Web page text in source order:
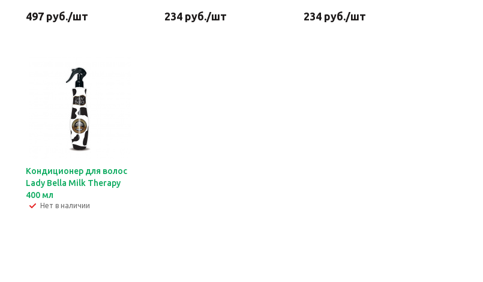
497руб./шт 234 руб./шт 234руб./шт
Кондиционер для волос
Lady Bella Milk Therapy
400 мл
Нет в наличии